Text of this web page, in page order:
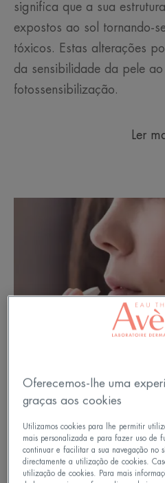
significa que a sua
expostos ao sol tornando-
tóxicos. Estas alterações
da sensibilidade da pele
fotossensibilização.
Ler
Oferecemos-lhe uma
graças aos cookies
Utilizamos cookies para lhe permitir
mais personalizada e para fazer uso de
continuar e facilitar a sua navegação no
directamente a utilização de cookies.
utilização de cookies. Para mais